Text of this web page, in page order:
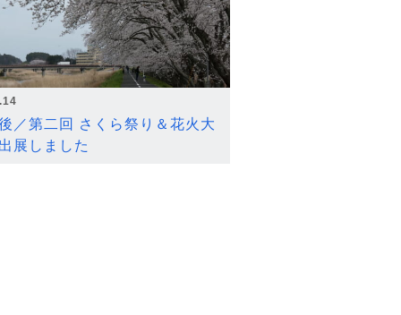
／第二回 さくら祭り＆花火大
展しました